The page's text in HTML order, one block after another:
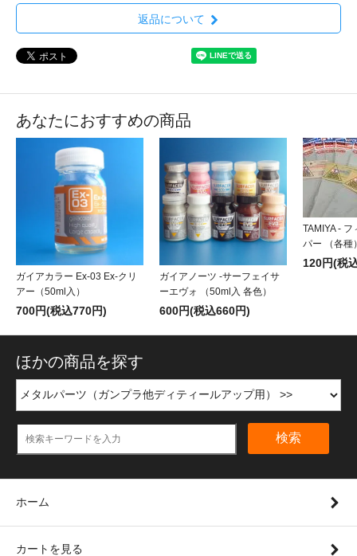
返品について
あなたにおすすめの商品
ガイアカラー Ex-03 Ex-クリ
アー（50ml入）
700円(税込770円)
ガイアノーツ -サーフェイサ
ーエヴォ （50ml入 各色）
600円(税込660円)
TAMIYA -
パー （各種
120円(税
ほかの商品を探す
検索
ホーム
カートを見る